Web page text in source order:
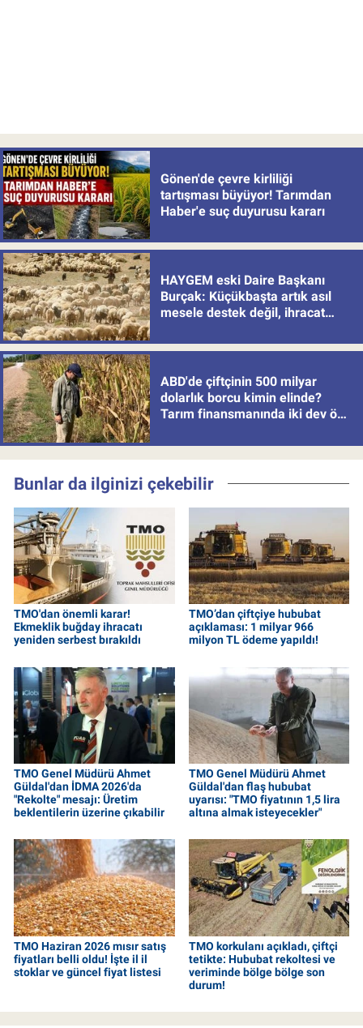
Gönen'de çevre kirliliği
tartışması büyüyor! Tarımdan
Haber'e suç duyurusu kararı
HAYGEM eski Daire Başkanı
Burçak: Küçükbaşta artık asıl
mesele destek değil, ihracat
ABD'de çiftçinin 500 milyar
dolarlık borcu kimin elinde?
Tarım finansmanında iki dev öne
Bunlar da ilginizi çekebilir
TMO'dan önemli karar!
Ekmeklik buğday ihracatı
yeniden serbest bırakıldı
TMO’dan çiftçiye hububat
açıklaması: 1 milyar 966
milyon TL ödeme yapıldı!
TMO Genel Müdürü Ahmet
Güldal'dan İDMA 2026'da
"Rekolte" mesajı: Üretim
beklentilerin üzerine çıkabilir
TMO Genel Müdürü Ahmet
Güldal'dan flaş hububat
uyarısı: "TMO fiyatının 1,5 lira
altına almak isteyecekler"
TMO Haziran 2026 mısır satış
fiyatları belli oldu! İşte il il
stoklar ve güncel fiyat listesi
TMO korkulanı açıkladı, çiftçi
tetikte: Hububat rekoltesi ve
veriminde bölge bölge son
durum!